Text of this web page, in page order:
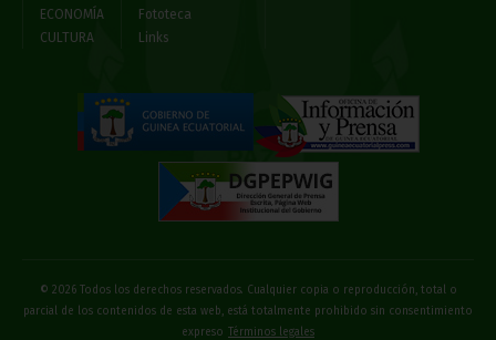
ECONOMÍA
CULTURA
Fototeca
Links
© 2026 Todos los derechos reservados. Cualquier copia o reproducción, total o
parcial de los contenidos de esta web, está totalmente prohibido sin consentimiento
expreso Términos legales